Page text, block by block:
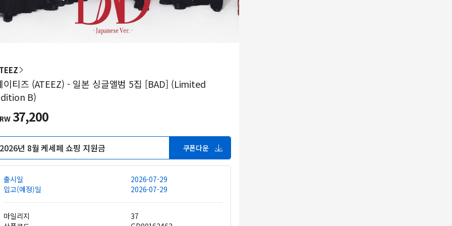
이티즈 (ATEEZ) - 일본 싱글앨범 5집 [BAD] (Limited
B)
37,200
2026년 8월 케세페 쇼핑 지원금 쿠폰다운
출시일
2026-07-29
입고(예정)일
2026-07-29
마일리지
37